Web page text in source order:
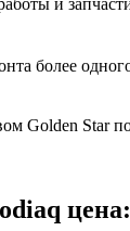
более
Golden Star
цена: